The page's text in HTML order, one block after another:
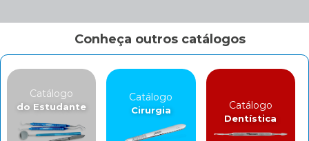
Conheça outros catálogos
Catálogo
do Estudante
Catálogo
Cirurgia Catálogo
Dentística